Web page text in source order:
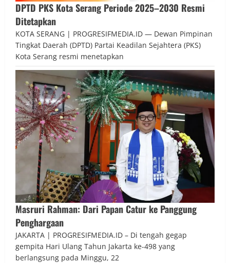
DPTD PKS Kota Serang Periode 2025–2030 Resmi
Ditetapkan
KOTA SERANG | PROGRESIFMEDIA.ID — Dewan Pimpinan
Tingkat Daerah (DPTD) Partai Keadilan Sejahtera (PKS)
Kota Serang resmi menetapkan
Masruri Rahman: Dari Papan Catur ke Panggung
Penghargaan
JAKARTA | PROGRESIFMEDIA.ID – Di tengah gegap
gempita Hari Ulang Tahun Jakarta ke-498 yang
berlangsung pada Minggu, 22